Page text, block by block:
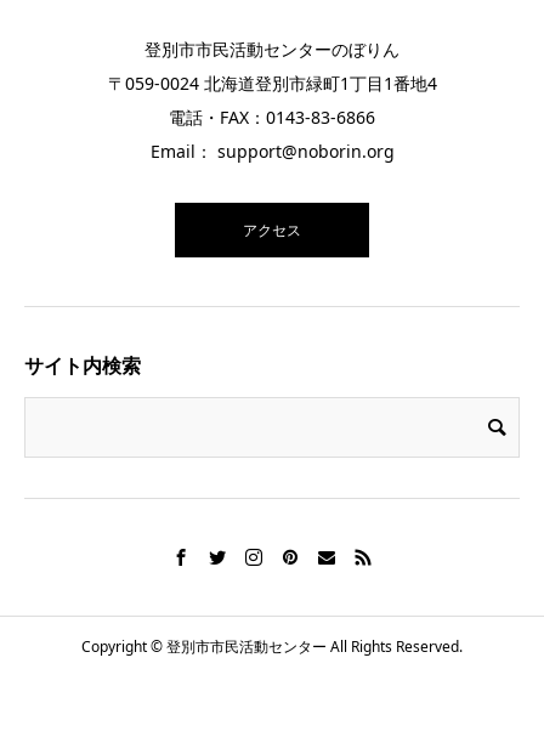
登別市市民活動センターのぼりん
〒059-0024 北海道登別市緑町1丁目1番地4
電話・FAX：0143-83-6866
Email： support@noborin.org
アクセス
サイト内検索
Copyright © 登別市市民活動センター All Rights Reserved.